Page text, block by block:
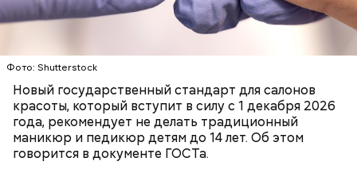
Фото: Shutterstock
Новый государственный стандарт для салонов
красоты, который вступит в силу с 1 декабря 2026
года, рекомендует не делать традиционный
маникюр и педикюр детям до 14 лет. Об этом
говорится в документе ГОСТа.
Терапевт Кондрахин назвал
продукты и напитки, которые
выводят токсины из организма
Ранние плоды, по словам врача, лучше не есть:
Чистит сосуды и защищает от
рака: чем полезен кресс-салат